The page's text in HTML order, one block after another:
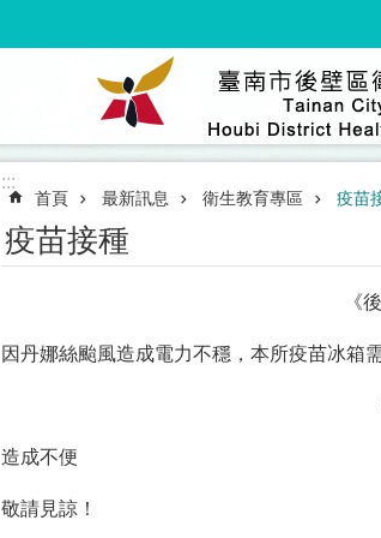
:::
首頁 最新訊息 衛生教育專區 疫苗
疫苗接種
《
因丹娜絲颱風造成電力不穩，本所疫苗冰箱
造成不便
敬請見諒！